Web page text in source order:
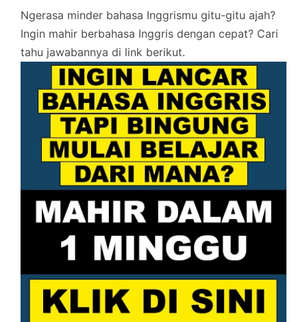
Ngerasa minder bahasa Inggrismu gitu-gitu ajah?
Ingin mahir berbahasa Inggris dengan cepat? Cari
tahu jawabannya di link berikut.